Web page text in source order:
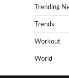
Trending
Trends
Workout
World